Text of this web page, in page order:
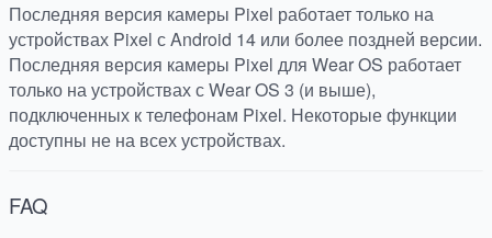
Последняя версия камеры Pixel работает только на
устройствах Pixel с Android 14 или более поздней версии.
Последняя версия камеры Pixel для Wear OS работает
только на устройствах с Wear OS 3 (и выше),
подключенных к телефонам Pixel. Некоторые функции
доступны не на всех устройствах.
FAQ